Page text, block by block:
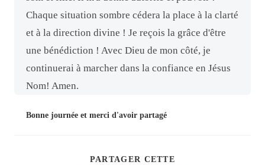
Chaque situation sombre cédera la place à la clarté
et à la direction divine ! Je reçois la grâce d'être
une bénédiction ! Avec Dieu de mon côté, je
continuerai à marcher dans la confiance en Jésus
Nom! Amen.
Bonne journée et merci d'avoir partagé
PARTAGER CETTE